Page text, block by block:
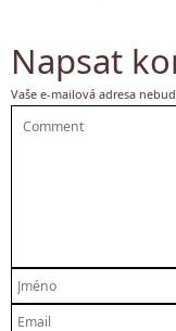
Napsat
Vaše e-mailová adresa